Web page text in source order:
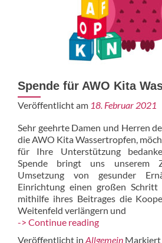
Spende für AWO Kita
Veröffentlicht am 18. Februar 2021
Sehr geehrte Damen und Herren
die AWO Kita Wassertropfen,
für Ihre Unterstützung
Spende bringt uns unserem
Umsetzung von gesunder
Einrichtung einen großen
mithilfe ihres Beitrages die
Weitenfeld verlängern und
-> Continue readingSpende
Veröffentlicht in Allgemein